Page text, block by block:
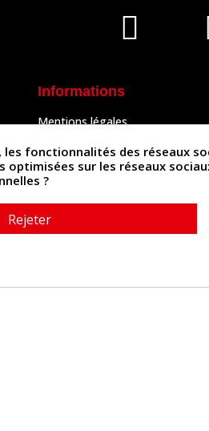
Informations
Mentions légales
Politique de confidentialité
Politique des cookies
Contactez-nous
fonctionnalités des réseaux
sur les réseaux
?
Rejeter